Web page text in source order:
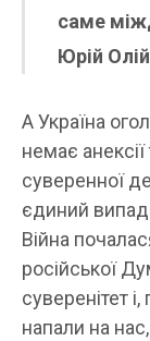
саме
Юрій
А Україна
немає анексії
суверенної
єдиний
Війна
російської
суверенітет
напали на